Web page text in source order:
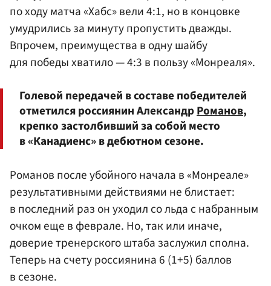
по ходу матча «Хабс» вели 4:1, но в концовке
умудрились за минуту пропустить дважды.
Впрочем, преимущества в одну шайбу
для победы хватило — 4:3 в пользу «Монреаля».
Голевой передачей в составе победителей
отметился россиянин АлександрРоманов,
крепко застолбивший за собой место
в «Канадиенс» в дебютном сезоне.
Романов после убойного начала в «Монреале»
результативными действиями не блистает:
в последний раз он уходил со льда с набранным
очком еще в феврале. Но, так или иначе,
доверие тренерского штаба заслужил сполна.
Теперь на счету россиянина 6 (1+5) баллов
в сезоне.